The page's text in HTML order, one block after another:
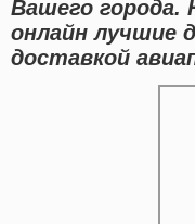
Вашего
онлайн лучшие
доставкой